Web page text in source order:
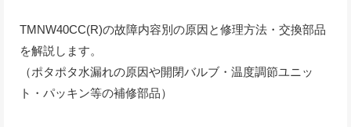
TMNW40CC(R)の故障内容別の原因と修理方法・交換部品
を解説します。
（ポタポタ水漏れの原因や開閉バルブ・温度調節ユニッ
ト・パッキン等の補修部品）